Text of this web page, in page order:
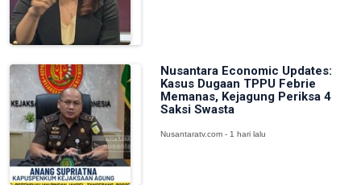
Nusantara Economic Updates:
Kasus Dugaan TPPU Febrie
Memanas, Kejagung Periksa 4
Saksi Swasta
Nusantaratv.com - 1 hari lalu